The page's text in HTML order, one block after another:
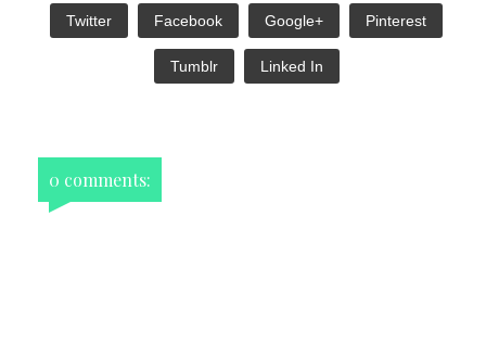
Twitter Facebook Google+ Pinterest
Tumblr Linked In
0 comments: